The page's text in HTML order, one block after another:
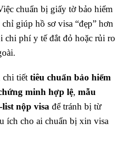
chuẩn bị giấy tờ bảo hiểm
giúp hồ sơ visa “đẹp” hơn
chi phí y tế đắt đỏ hoặc rủi ro
chi tiết tiêu chuẩn bảo hiểm
minh hợp lệ, mẫu
list nộp visa để tránh bị từ
ích cho ai chuẩn bị xin visa